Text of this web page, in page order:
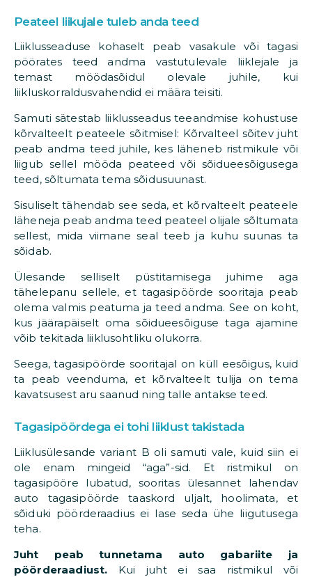
Peateel liikujale tuleb anda teed
Liiklusseaduse kohaselt peab vasakule või tagasi
pöörates teed andma vastutulevale liiklejale ja
temast möödasõidul olevale juhile, kui
liikluskorraldusvahendid ei määra teisiti.
Samuti sätestab liiklusseadus teeandmise kohustuse
kõrvalteelt peateele sõitmisel: Kõrvalteel sõitev juht
peab andma teed juhile, kes läheneb ristmikule või
liigub sellel mööda peateed või sõidueesõigusega
teed, sõltumata tema sõidusuunast.
Sisuliselt tähendab see seda, et kõrvalteelt peateele
läheneja peab andma teed peateel olijale sõltumata
sellest, mida viimane seal teeb ja kuhu suunas ta
sõidab.
Ülesande selliselt püstitamisega juhime aga
tähelepanu sellele, et tagasipöörde sooritaja peab
olema valmis peatuma ja teed andma. See on koht,
kus jäärapäiselt oma sõidueesõiguse taga ajamine
võib tekitada liiklusohtliku olukorra.
Seega, tagasipöörde sooritajal on küll eesõigus, kuid
ta peab veenduma, et kõrvalteelt tulija on tema
kavatsusest aru saanud ning talle antakse teed.
Tagasipöördega ei tohi liiklust takistada
Liiklusülesande variant B oli samuti vale, kuid siin ei
ole enam mingeid “aga”-sid. Et ristmikul on
tagasipööre lubatud, sooritas ülesannet lahendav
auto tagasipöörde taaskord uljalt, hoolimata, et
sõiduki pöörderaadius ei lase seda ühe liigutusega
teha.
Juht peab tunnetama auto gabariite ja
pöörderaadiust. Kui juht ei saa ristmikul või